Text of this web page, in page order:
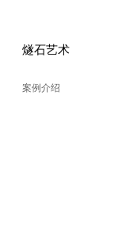
燧石艺术
案例介绍